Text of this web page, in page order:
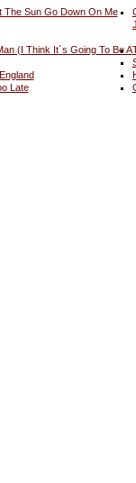
The Sun Go Down On Me
(I Think It´s Going To Be A
Late